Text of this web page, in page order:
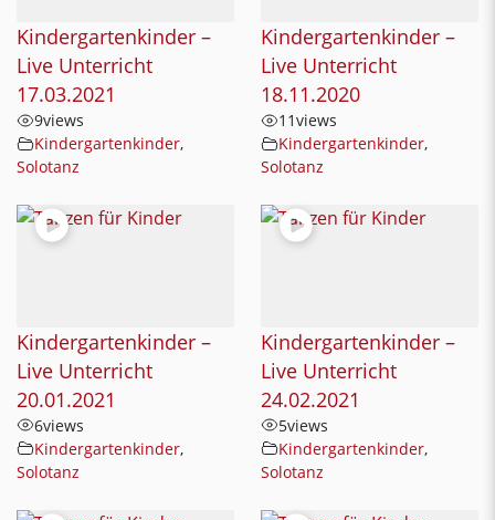
Kindergartenkinder –
Live Unterricht
17.03.2021
9views
Kindergartenkinder,
Solotanz
Kindergartenkinder –
Live Unterricht
18.11.2020
11views
Kindergartenkinder,
Solotanz
Kindergartenkinder –
Live Unterricht
20.01.2021
6views
Kindergartenkinder,
Solotanz
Kindergartenkinder –
Live Unterricht
24.02.2021
5views
Kindergartenkinder,
Solotanz